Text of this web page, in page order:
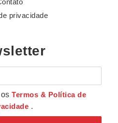
privacidade
osTermos & Política de
.